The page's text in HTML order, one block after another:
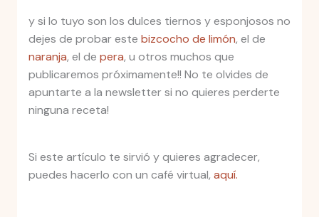
y si lo tuyo son los dulces tiernos y esponjosos no
dejes de probar este bizcocho de limón, el de
naranja, el de pera, u otros muchos que
publicaremos próximamente!! No te olvides de
apuntarte a la newsletter si no quieres perderte
ninguna receta!
Si este artículo te sirvió y quieres agradecer,
puedes hacerlo con un café virtual, aquí.